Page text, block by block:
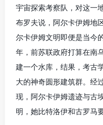
宇宙探索考察队，对这一
布罗夫说，阿尔卡伊姆地
尔卡伊姆文明即便是当今
年，前苏联政府打算在南
建一个水库，结果，考古
大的神奇圆形建筑群。经
现，阿尔卡伊姆遗迹与古
明，她比特洛伊和古罗马